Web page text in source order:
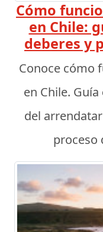
Cómo
en Chile:
deberes y
Conoce cómo
en Chile.
del
proceso